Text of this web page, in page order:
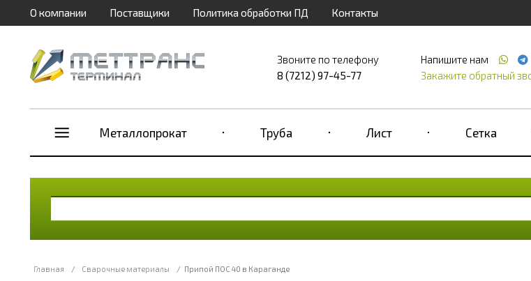
О компании Поставщики Политика обработки ПД Контакты
Звоните по телефону
8 (7212) 97-45-77
Напишите нам
Закажите обратный
Металлопрокат Труба Лист Сетка
Главная / Сварочные материалы / Припой ПОС 40 в Караганде